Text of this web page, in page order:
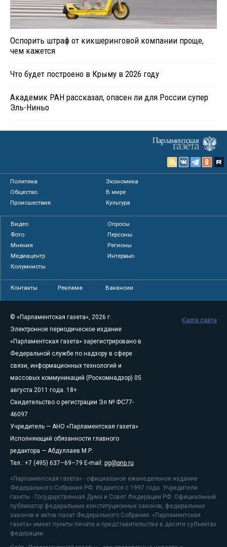
Оспорить штраф от кикшеринговой компании проще,
чем кажется
Что будет построено в Крыму в 2026 году
Академик РАН рассказал, опасен ли для России супер
Эль-Ниньо
Политика
Экономика
Общество
В мире
Происшествия
Культура
Видео
Опросы
Фото
Персоны
Мнения
Регионы
Медиацентр
Интервью
Колумнисты
Контакты Реклама Вакансии
© «Парламентская газета», 2026 г.
Электронное периодическое издание
«Парламентская газета» зарегистрировано в
Федеральной службе по надзору в сфере
связи, информационных технологий и
массовых коммуникаций (Роскомнадзор) 05
августа 2011 года. 18+
Свидетельство о регистрации Эл № ФС77-
46097
Учредитель — АНО «Парламентская газета»
Исполняющий обязанности главного
редактора — Абдуллаев М.Р.
Тел.: +7 (495) 637–69–79 E-mail: pg@pnp.ru
«Парламентская газета» - официальное еженедельное издание
Федерального Собрания РФ. Издается с 1997 года. Учредители
газеты - Государственная Дума и Совет Федерации РФ. Официальный
публикатор федеральных конституционных законов, федеральных
законов и актов палат Федерального Собрания. «Парламентская
газета» имеет пункты печати и представительства в десяти субъектах
федерации.
Карта сайта